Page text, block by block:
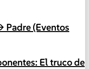
(Eventos
El truco de